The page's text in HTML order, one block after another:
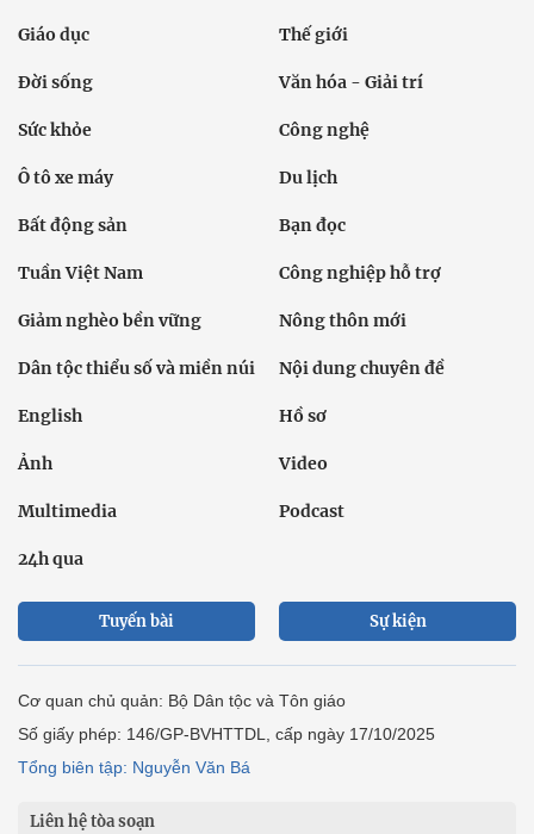
Giáo dục Thế giới
Đời sống Văn hóa - Giải trí
Sức khỏe Công nghệ
Ô tô xe máy Du lịch
Bất động sản Bạn đọc
Tuần Việt Nam Công nghiệp hỗ trợ
Giảm nghèo bền vững Nông thôn mới
Dân tộc thiểu số và miền núi Nội dung chuyên đề
English Hồ sơ
Ảnh Video
Multimedia Podcast
24h qua
Tuyến bài Sự kiện
Cơ quan chủ quản: Bộ Dân tộc và Tôn giáo
Số giấy phép: 146/GP-BVHTTDL, cấp ngày 17/10/2025
Tổng biên tập: Nguyễn Văn Bá
Liên hệ tòa soạn